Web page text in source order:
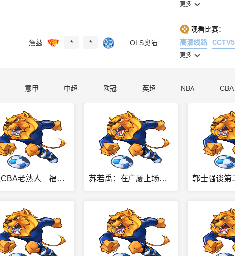
更多
詹兹 * : * OLS奥陆
观看比赛：
高清线路
CCTV5
更多
意甲 中超 欧冠 英超 NBA CBA
都是CBA老熟人！福建队已签下哈姆雷特与达里尔·梅肯 苏若禹：在广厦上场时间有限 想换个环境 突破自我 证明价值